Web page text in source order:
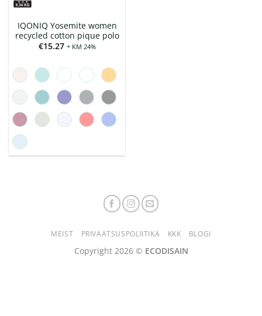
IQONIQ Yosemite women
recycled cotton pique polo
€15.27 + KM 24%
MEIST PRIVAATSUSPOLIITIKA KKK BLOGI
Copyright 2026 © ECODISAIN